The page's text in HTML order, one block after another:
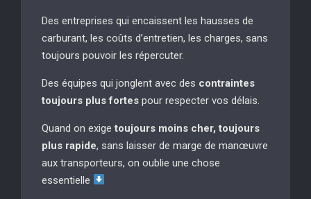
Des entreprises qui encaissent les hausses de
carburant, les coûts d’entretien, les charges, sans
toujours pouvoir les répercuter.
Des équipes qui jonglent avec des contraintes
toujours plus fortes pour respecter vos délais.
Quand on exigetoujours moins cher, toujours
plus rapide, sans laisser de marge de manœuvre
aux transporteurs, on oublie une chose
essentielle